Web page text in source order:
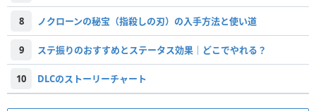
8 ノクローンの秘宝（指殺しの刃）の入手方法と使い道
9 ステ振りのおすすめとステータス効果｜どこでやれる？
10 DLCのストーリーチャート